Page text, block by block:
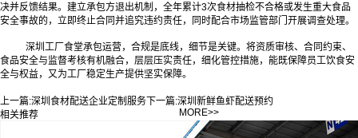
决并反馈结果。建立承包方退出机制，全年累计3次食材抽检不合格或发生重大食品
安全事故的，立即终止合同并追究违约责任，同时配合市场监管部门开展调查处理。
深圳工厂食堂承包运营，合规是底线，细节是关键。将资质审核、合同约束、
食品安全与监督考核有机融合，层层压实责任，细化管控措施，能既保障员工饮食安
全与权益，又为工厂稳定生产提供坚实保障。
上一篇:深圳食材配送企业定制服务下一篇:深圳新鲜鱼虾配送预约
相关推荐
MORE>>